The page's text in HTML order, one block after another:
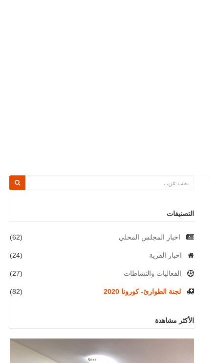
التصنيفات
اخبار المجلس المحلي (62)
اخبار القرية (24)
الفعاليات والنشاطات (27)
لجنة الطوارئ- كورونا 2020 (82)
الأكثر مشاهدة